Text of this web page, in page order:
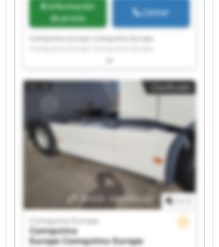
Información
de precio
Llamar
Comquima Europe Comquima Europe
Comquima Europe Comquima Europe
Comquima Europe Comquima Europe
Comquima Europe Comquima Europe
Comquima Europe Comquima Europe
Comquima Europe Comquima Europe
Comquima Europe Comquima Europe
Comquima Europe Comquima Europe
Clasificado
Comquima Europe
Comquima
EuropeComquima Europe